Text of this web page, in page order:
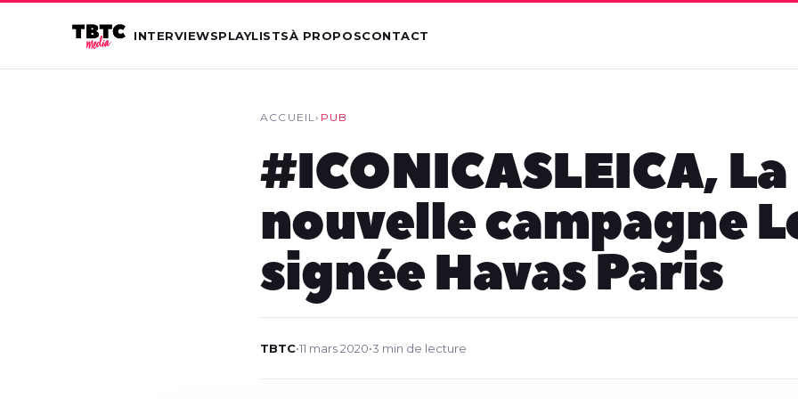
INTERVIEWSPLAYLISTSÀ PROPOSCONTACT
ACCUEIL› PUB
#ICONICASLEICA, La
nouvelle campagne
signée Havas Paris
TBTC•11 mars 2020•3 min de lecture